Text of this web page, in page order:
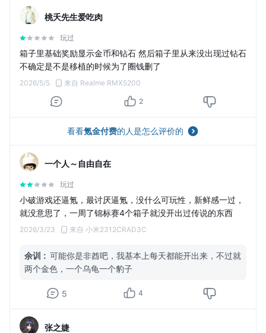
桃夭先生爱吃肉
玩过
箱子里基础奖励显示金币和钻石 然后箱子里从来没出现过钻石
不确定是不是移植的时候为了圈钱删了
2026/5/5 来自 Realme RMX5200
2
看看氪金付费的人是怎么评价的
一个人～自由自在
玩过
小破游戏还逼氪，最讨厌逼氪，没什么可玩性，新鲜感一过，
就没意思了，一周了锦标赛4个箱子就没开出过传说的东西
2026/3/23 来自 小米2312CRAD3C
余训 : 可能你是非酋吧，我基本上每天都能开出来，不过就
两个金色，一个乌龟一个豹子
5 4
张之婕